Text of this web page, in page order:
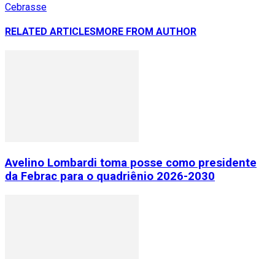
Cebrasse
RELATED ARTICLESMORE FROM AUTHOR
Avelino Lombardi toma posse como presidente
da Febrac para o quadriênio 2026-2030